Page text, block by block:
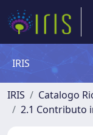
IRIS
IRIS Catalogo
2.1 Contributo